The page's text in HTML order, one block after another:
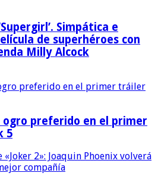
Simpática e
de superhéroes con
Milly Alcock
ogro preferido en el primer
5